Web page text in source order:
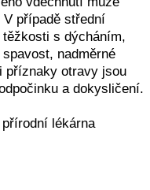
případě střední
s dýcháním,
nadměrné
příznaky otravy jsou
a dokysličení.
lékárna